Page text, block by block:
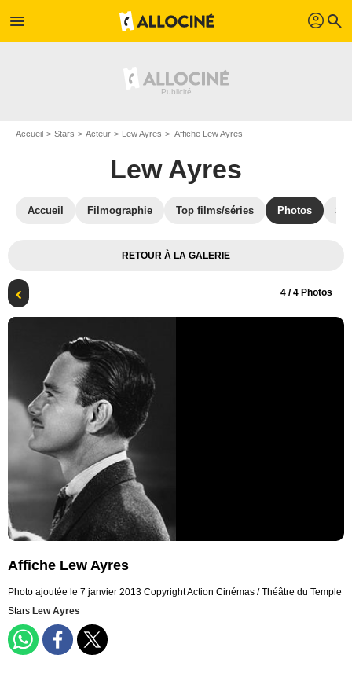
menu profil search
Accueil Stars Acteur Lew Ayres Affiche Lew Ayres
Lew Ayres
Accueil Filmographie Top films/séries Photos
RETOUR À LA GALERIE
4 / 4 Photos
Affiche Lew Ayres
Photo ajoutée le 7 janvier 2013 Copyright Action Cinémas / Théâtre du Temple
Stars Lew Ayres